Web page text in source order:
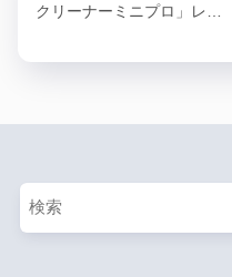
クリーナーミニプロ」レ…